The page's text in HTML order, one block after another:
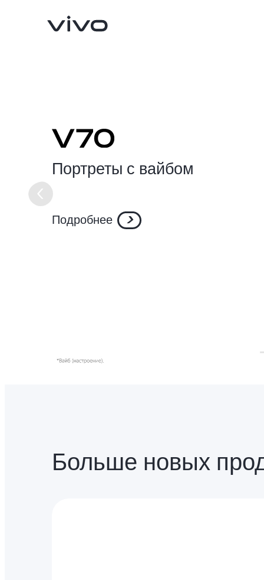
Портреты с вайбом
Подробнее
Больше новых